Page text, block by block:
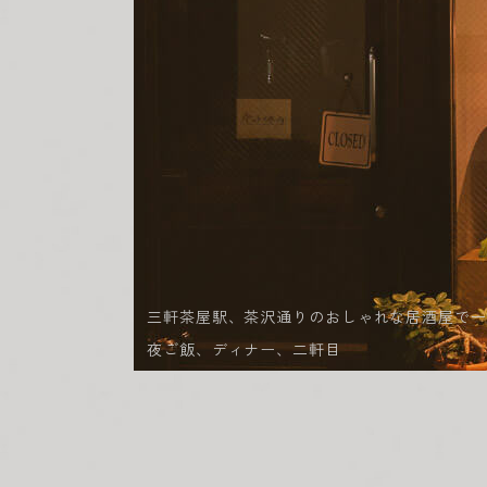
三軒茶屋駅、茶沢通りのおしゃれな居酒屋で
夜ご飯、ディナー、二軒目